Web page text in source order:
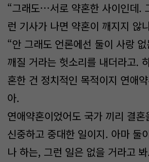
“그래도…서로 약혼한 사이인데.
런 기사가 나면 약혼이 깨지지 않
“안 그래도 언론에선 둘이 사랑
깨질 거라는 헛소리를 내더라고.
혼한 건 정치적인 목적이지 연애
아.
연애약혼이었어도 국가 끼리 결
신중하고 중대한 일이지. 아마 둘
나 하는, 그런 일은 없을 거라고